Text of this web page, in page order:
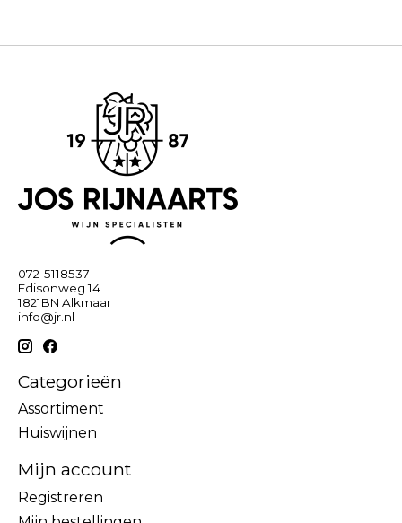
072-5118537
Edisonweg 14
1821BN Alkmaar
info@jr.nl
Categorieën
Assortiment
Huiswijnen
Mijn account
Registreren